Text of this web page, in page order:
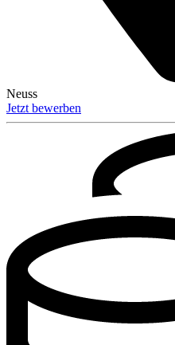
Neuss
Jetzt bewerben